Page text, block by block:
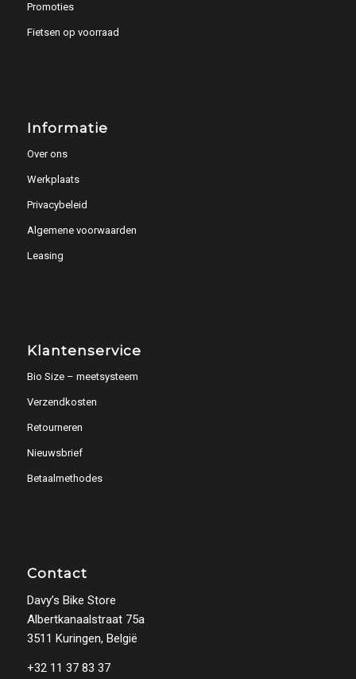
Promoties
Fietsen op voorraad
Informatie
Over ons
Werkplaats
Privacybeleid
Algemene voorwaarden
Leasing
Klantenservice
Bio Size – meetsysteem
Verzendkosten
Retourneren
Nieuwsbrief
Betaalmethodes
Contact
Davy’s Bike Store
Albertkanaalstraat 75a
3511 Kuringen, België
+32 11 37 83 37